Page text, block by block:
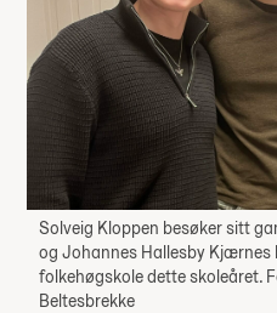
Solveig Kloppen besøker sitt
og Johannes Hallesby Kjærnes
folkehøgskole dette skoleåret.
Beltesbrekke